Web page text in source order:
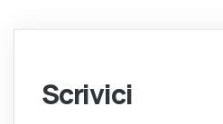
Scrivici